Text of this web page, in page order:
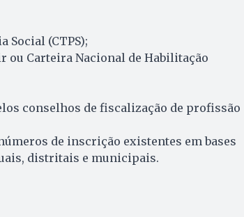
Social (CTPS);
ou Carteira Nacional de Habilitação
conselhos de fiscalização de profissão
de inscrição existentes em bases
distritais e municipais.